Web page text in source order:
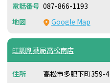
087-866-1193
Google Map
虹調剤薬局高松南店
高松市多肥下町359-4